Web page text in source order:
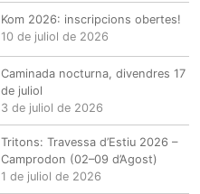
Kom 2026: inscripcions obertes!
10 de juliol de 2026
Caminada nocturna, divendres 17
de juliol
3 de juliol de 2026
Tritons: Travessa d’Estiu 2026 –
Camprodon (02–09 d’Agost)
1 de juliol de 2026